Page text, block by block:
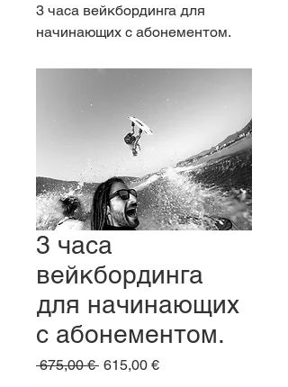
3 часа вейкбординга для
начинающих с абонементом.
3 часа
вейкбординга
для начинающих
с абонементом.
675,00 € Обычная
615,00 €Спеццена